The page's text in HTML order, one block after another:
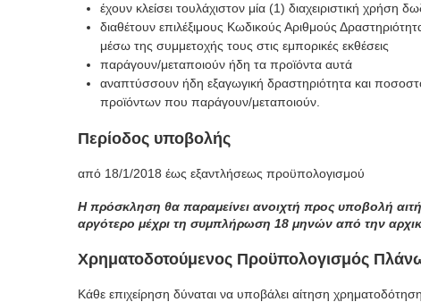
έχουν κλείσει τουλάχιστον μία (1) διαχειριστική χρήση
διαθέτουν επιλέξιμους Κωδικούς Αριθμούς
μέσω της συμμετοχής τους στις εμπορικές εκθέσεις
παράγουν/μεταποιούν ήδη τα προϊόντα αυτά
αναπτύσσουν ήδη εξαγωγική δραστηριότητα και
προϊόντων που παράγουν/μεταποιούν.
Περίοδος υποβολής
από 18/1/2018 έως εξαντλήσεως προϋπολογισμού
Η πρόσκληση θα παραμείνει ανοιχτή προς υποβολή
αργότερο μέχρι τη συμπλήρωση 18 μηνών από την
Χρηματοδοτούμενος Προϋπολογισμός
Κάθε επιχείρηση δύναται να υποβάλει αίτηση